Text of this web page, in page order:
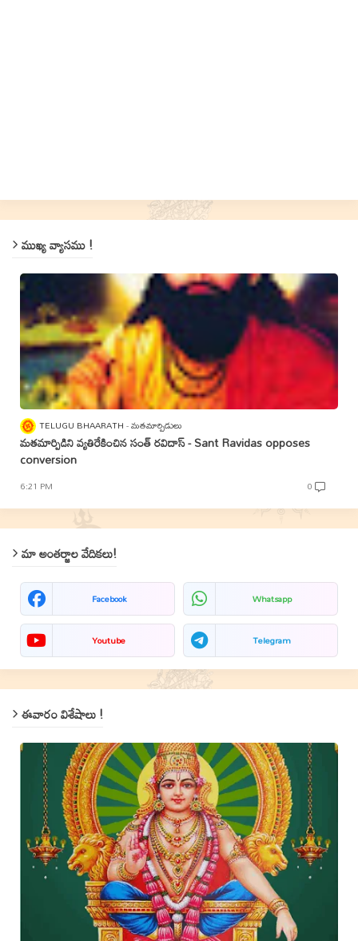
ముఖ్య వ్యాసము !
TELUGU BHAARATH మతమార్పిడులు
మతమార్పిడిని వ్యతిరేకించిన సంత్‌ రవిదాస్‌ - Sant Ravidas opposes
conversion
6:21 PM 0
మా అంతర్జాల వేదికలు!
Facebook Whatsapp
Youtube Telegram
ఈవారం విశేషాలు !